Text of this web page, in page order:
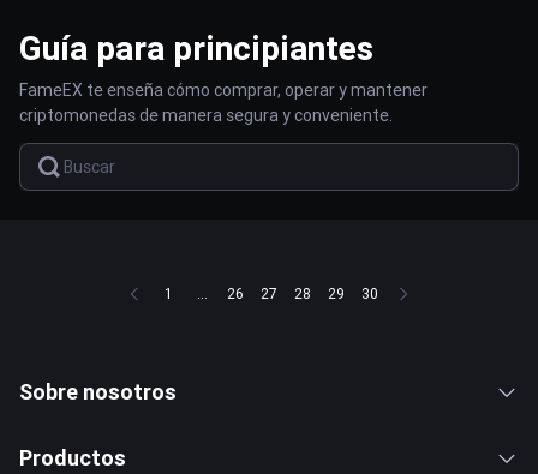
Guía para principiantes
FameEX te enseña cómo comprar, operar y mantener
criptomonedas de manera segura y conveniente.
1 ... 26 27 28 29 30
Sobre nosotros
Productos